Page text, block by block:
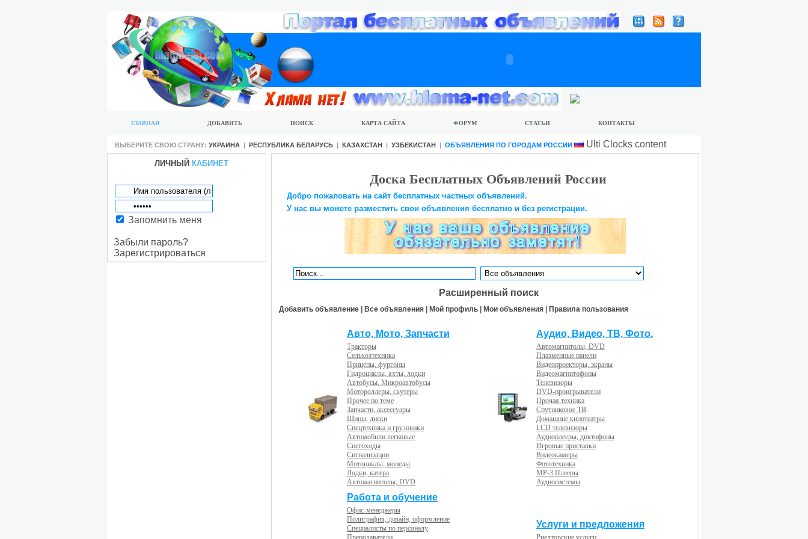
ГЛАВНАЯ ДОБАВИТЬ ПОИСК КАРТА САЙТА ФОРУМ СТАТЬИ КОНТАКТЫ
ВЫБЕРИТЕ СВОЮ СТРАНУ: УКРАИНА | РЕСПУБЛИКА БЕЛАРУСЬ | КАЗАХСТАН | УЗБЕКИСТАН | ОБЪЯВЛЕНИЯ ПО ГОРОДАМ РОССИИ Ulti Clocks content
ЛИЧНЫЙ КАБИНЕТ
Запомнить меня
Забыли пароль?
Зарегистрироваться
Доска Бесплатных Объявлений России
Добро пожаловать на сайт бесплатных частных объявлений.
У нас вы можете разместить свои объявления бесплатно и без регистрации.
Расширенный поиск
Добавить объявление | Все объявления | Мой профиль | Мои объявления | Правила пользования
Авто, Мото, Запчасти
Тракторы
Сельхозтехника
Прицепы, фургоны
Гидроциклы, яхты, лодки
Автобусы, Микроавтобусы
Мотороллеры, скутеры
Прочее по теме
Запчасти, аксессуары
Шины, диски
Спецтехника и грузовики
Автомобили легковые
Снегоходы
Сигнализации
Мотоциклы, мопеды
Лодки, катера
Автомагнитолы, DVD
Аудио, Видео, ТВ, Фото.
Автомагнитолы, DVD
Плазменные панели
Видеопроекторы, экраны
Видеомагнитофоны
Телевизоры
DVD-проигрыватели
Прочая техника
Спутниковое ТВ
Домашние кинотеатры
LCD телевизоры
Аудиоплееры, диктофоны
Игровые приставки
Видеокамеры
Фототехника
MP-3 Плееры
Аудиосистемы
Работа и обучение
Офис-менеджеры
Полиграфия, дизайн, оформление
Специалисты по персоналу
Преподаватели
Услуги и предложения
Риелторские услуги